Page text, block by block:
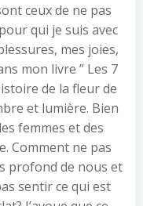
ceux de ne pas
qui je suis avec
mes joies,
mon livre ” Les 7
de la fleur de
et lumière. Bien
femmes et des
Comment ne pas
profond de nous et
sentir ce qui est